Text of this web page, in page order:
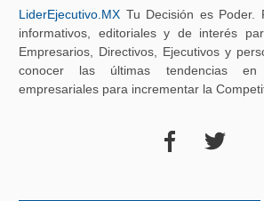
LiderEjecutivo.MX Tu Decisión es Poder.
informativos, editoriales y de interés
Empresarios, Directivos, Ejecutivos y
conocer las últimas tendencias en
empresariales para incrementar la